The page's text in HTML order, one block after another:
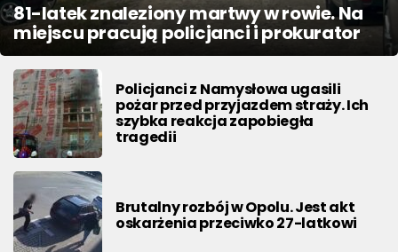
81-latek znaleziony martwy w rowie. Na
miejscu pracują policjanci i prokurator
Policjanci z Namysłowa ugasili
pożar przed przyjazdem straży. Ich
szybka reakcja zapobiegła
tragedii
Brutalny rozbój w Opolu. Jest akt
oskarżenia przeciwko 27-latkowi